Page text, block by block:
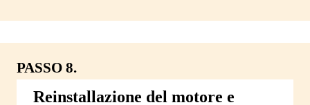
PASSO 8.
Reinstallazione del motore e